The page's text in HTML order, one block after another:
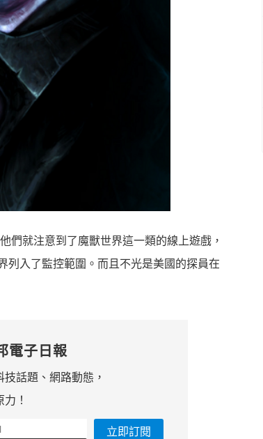
們就注意到了魔獸世界這一類的線上遊戲，
列入了監控範圍。而且不光是美國的探員在
電子日報
話題、網路動態，
！
立即訂閱